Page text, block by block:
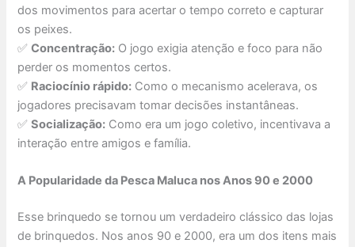
dos movimentos para acertar o tempo correto e capturar
os peixes.
✅Concentração: O jogo exigia atenção e foco para não
perder os momentos certos.
✅ Raciocínio rápido: Como o mecanismo acelerava, os
jogadores precisavam tomar decisões instantâneas.
✅Socialização: Como era um jogo coletivo, incentivava a
interação entre amigos e família.
A Popularidade da Pesca Maluca nos Anos 90 e 2000
Esse brinquedo se tornou um verdadeiro clássico das lojas
de brinquedos. Nos anos 90 e 2000, era um dos itens mais